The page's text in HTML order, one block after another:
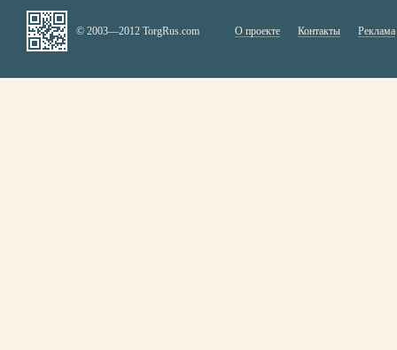
© 2003—2012 TorgRus.com О проекте Контакты Реклама